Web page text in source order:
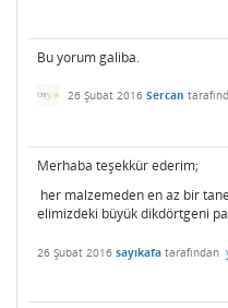
Bu yorum galiba.
26 Şubat 2016 Sercan
Merhaba teşekkür ederim;
her malzemeden en az bir
elimizdeki büyük dikdörtgeni
26 Şubat 2016 sayıkafa tarafından